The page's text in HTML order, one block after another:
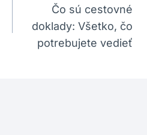
Čo sú cestovné
doklady: Všetko, čo
potrebujete vedieť